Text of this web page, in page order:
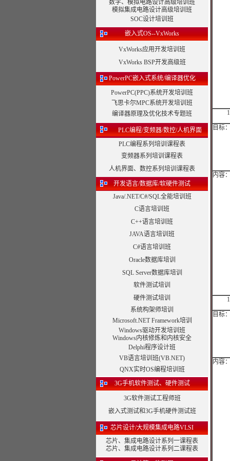
数字、模拟电路设计高级培训班
模拟集成电路设计高级培训班
SOC设计培训班
嵌入式OS--VxWorks
VxWorks应用开发培训班
VxWorks BSP开发高级班
PowerPC嵌入式系统/编译器优化
PowerPC(PPC)系统开发培训班
飞思卡尔MPC系统开发培训班
编译器原理及优化技术专题班
PLC编程/变频器/数控/人机界面
PLC编程系列培训课程表
变频器系列培训课程表
人机界面、数控系列培训课程表
开发语言/数据库/软硬件测试
Java/.NET/C#/SQL全能培训班
C语言培训班
C++语言培训班
JAVA语言培训班
C#语言培训班
Oracle数据库培训
SQL Server数据库培训
软件测试培训
硬件测试培训
系统构架师培训
Microsoft.NET Framework培训
Windows驱动开发培训班
Windows内核修炼和内核安全
Delphi程序设计班
VB语言培训班(VB.NET)
QNX实时OS编程培训班
3G手机软件测试、硬件测试
3G软件测试工程师班
嵌入式测试和3G手机硬件测试班
芯片设计/大规模集成电路VLSI
芯片、集成电路设计系列一课程表
芯片、集成电路设计系列二课程表
目标：
内容：
目标：
内容：